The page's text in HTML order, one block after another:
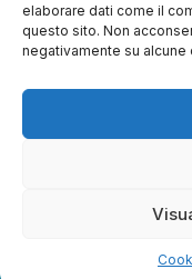
elaborare dati come il
questo sito. Non
negativamente su
Sede legale: via